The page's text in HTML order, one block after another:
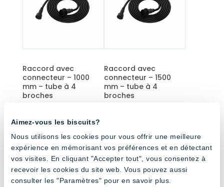
Aimez-vous les biscuits?
Nous utilisons les cookies pour vous offrir une meilleure
expérience en mémorisant vos préférences et en détectant
vos visites. En cliquant "Accepter tout", vous consentez à
recevoir les cookies du site web. Vous pouvez aussi
consulter les "Paramètres" pour en savoir plus.
Raccord avec
connecteur – 1000
mm – tube à 4
broches
Raccord avec
connecteur – 1500
mm – tube à 4
broches